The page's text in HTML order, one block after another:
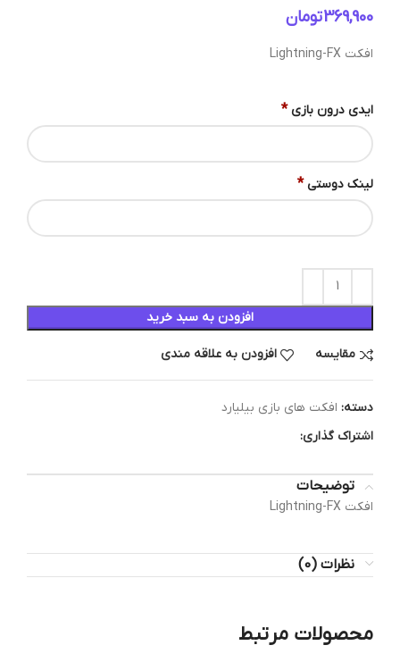
تومان
افکت Lightning-FX
ایدی درون بازی *
لینک دوستی *
افزودن به سبد خرید
مقایسه افزودن به علاقه مندی
دسته: افکت های بازی بیلیارد
اشتراک گذاری:
توضیحات
افکت Lightning-FX
نظرات (0)
محصولات مرتبط